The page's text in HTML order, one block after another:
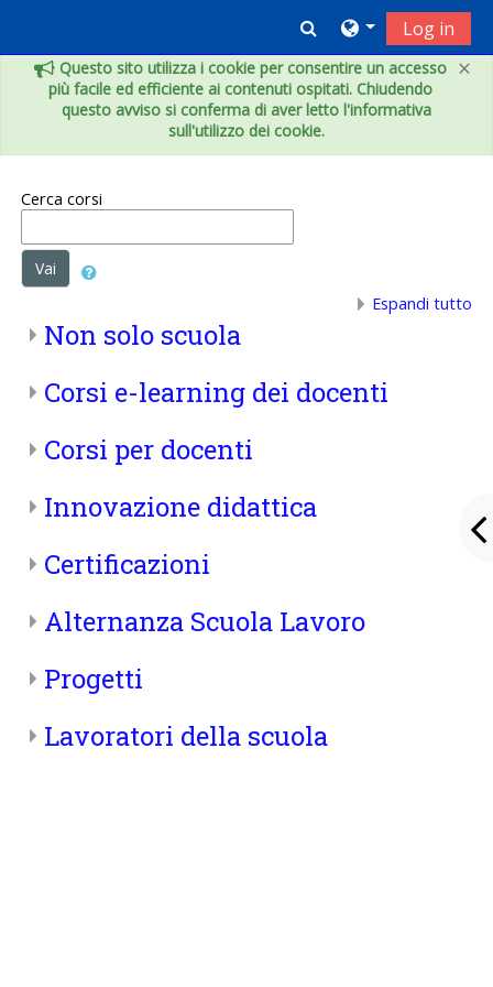
×
Questo sito utilizza i cookie per consentire un accesso
più facile ed efficiente ai contenuti ospitati. Chiudendo
questo avviso si conferma di aver letto l'informativa
sull'utilizzo dei cookie.
Toggle search
Log in
Cerca corsi
Vai
Espandi tutto
Non solo scuola
Corsi e-learning dei docenti
Corsi per docenti
Innovazione didattica
Certificazioni
Alternanza Scuola Lavoro
Progetti
Lavoratori della scuola